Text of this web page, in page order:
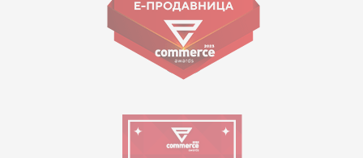
09:00 до 17:00